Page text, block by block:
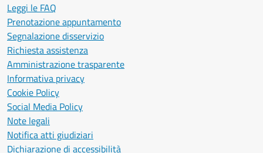
Leggi le FAQ
Prenotazione appuntamento
Segnalazione disservizio
Richiesta assistenza
Amministrazione trasparente
Informativa privacy
Cookie Policy
Social Media Policy
Note legali
Notifica atti giudiziari
Dichiarazione di accessibilità